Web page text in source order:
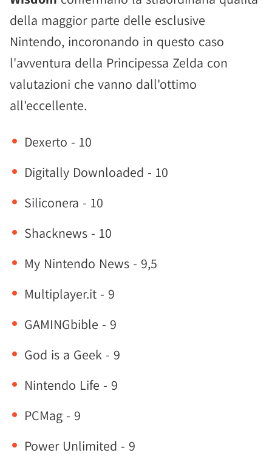
della maggior parte delle esclusive
Nintendo, incoronando in questo caso
l'avventura della Principessa Zelda con
valutazioni che vanno dall'ottimo
all'eccellente.
Dexerto - 10
Digitally Downloaded - 10
Siliconera - 10
Shacknews - 10
My Nintendo News - 9,5
Multiplayer.it - 9
GAMINGbible - 9
God is a Geek - 9
Nintendo Life - 9
PCMag - 9
Power Unlimited - 9